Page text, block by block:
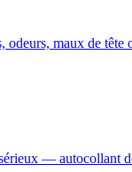
odeurs, maux de tête
— autocollant